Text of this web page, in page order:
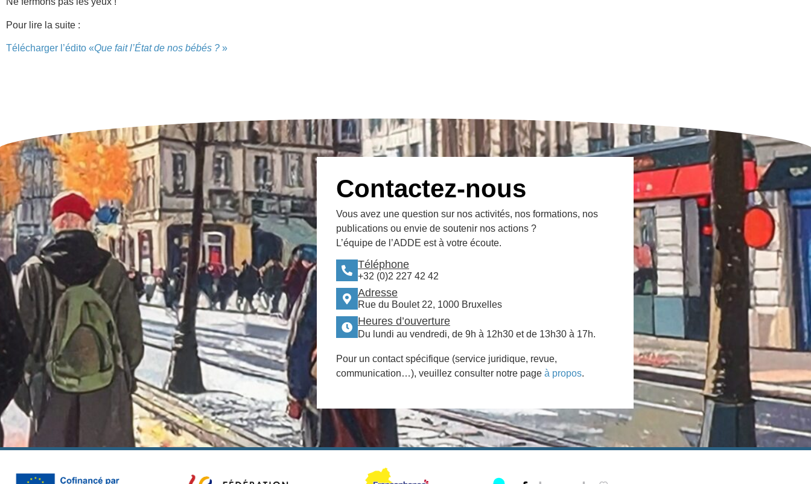
Pour lire la suite :
Télécharger l’édito «Que fait l’État de nos bébés ? »
Contactez-nous
Vous avez une question sur nos activités, nos formations, nos
publications ou envie de soutenir nos actions ?
L’équipe de l’ADDE est à votre écoute.
Téléphone
+32 (0)2 227 42 42
Adresse
Rue du Boulet 22, 1000 Bruxelles
Heures d’ouverture
Du lundi au vendredi, de 9h à 12h30 et de 13h30 à 17h.
Pour un contact spécifique (service juridique, revue,
communication…), veuillez consulter notre page à propos.